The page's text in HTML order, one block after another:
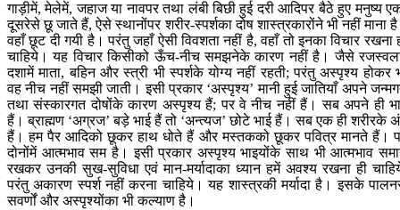
गाड़ीमें, मेलेमें, जहाज या नावपर तथा लंबी बिछी हुई दरी आदिपर बैठे हुए मनुष्य
दूसरेसे छू जाते हैं, ऐसे स्थानोंपर शरीर-स्पर्शका दोष शास्त्रकारोंने भी नहीं माना
वहाँ छूट दी गयी है। परंतु जहाँ ऐसी विवशता नहीं है, वहाँ तो इनका विचार रखना
चाहिये। यह विचार किसीको ऊँच-नीच समझनेके कारण नहीं है। जैसे
दशामें माता, बहिन और स्त्री भी स्पर्शके योग्य नहीं रहती; परंतु अस्पृश्य होकर
वह नीच नहीं समझी जाती। इसी प्रकार ‘अस्पृश्य’ मानी हुई जातियाँ अपने
तथा संस्कारगत दोषोंके कारण अस्पृश्य हैं; पर वे नीच नहीं हैं। सब अपने ही
हैं। ब्राह्मण ‘अग्रज’ बड़े भाई हैं तो ‘अन्त्यज’ छोटे भाई हैं। सब एक ही शरीरके
हैं। हम पैर आदिको छूकर हाथ धोते हैं और मस्तकको छूकर पवित्र मानते हैं।
दोनोंमें आत्मभाव सम है। इसी प्रकार अस्पृश्य भाइयोंके साथ भी आत्मभाव
रखकर उनकी सुख-सुविधा एवं मान-मर्यादाका ध्यान हमें अवश्य रखना ही
परंतु अकारण स्पर्श नहीं करना चाहिये। यह शास्त्रकी मर्यादा है। इसके
सवर्णों और अस्पृश्योंका भी कल्याण है।